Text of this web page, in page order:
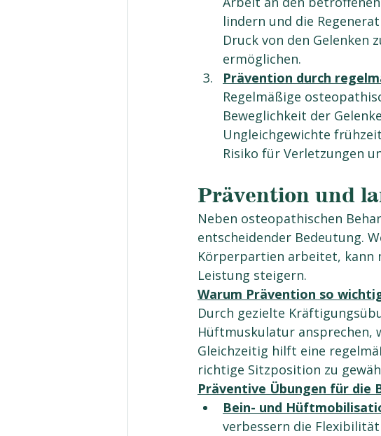
lindern und die
Druck von den Gelenken
ermöglichen.
Prävention durch
Regelmäßige
Beweglichkeit der
Ungleichgewichte
Risiko für Verletzungen
Prävention und
Neben osteopathischen
entscheidender Bedeutung.
Körperpartien arbeitet, kann
Leistung steigern.
Warum Prävention so
Durch gezielte
Hüftmuskulatur ansprechen,
Gleichzeitig hilft eine
richtige Sitzposition zu
Präventive Übungen für die
Bein- und
verbessern die